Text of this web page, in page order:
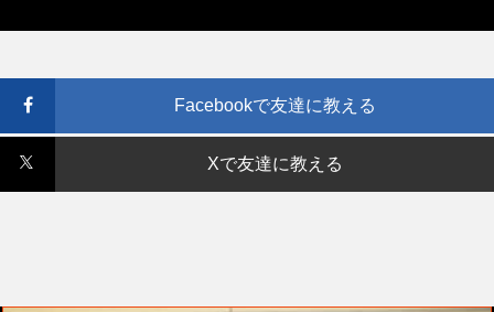
Facebookで友達に教える
Xで友達に教える